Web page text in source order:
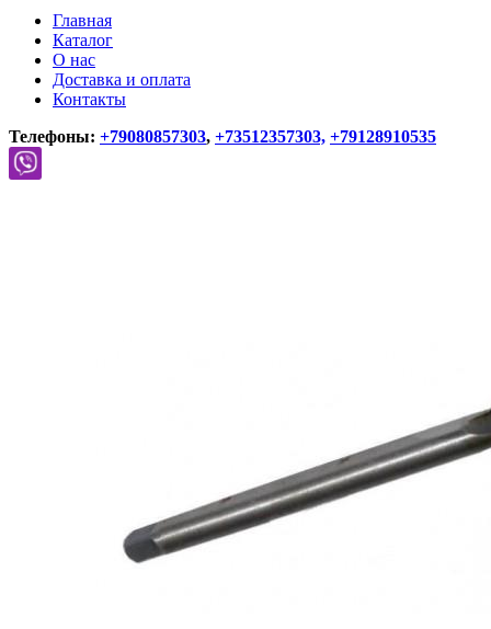
Главная
Каталог
О нас
Доставка и оплата
Контакты
Телефоны: +79080857303, +73512357303, +79128910535